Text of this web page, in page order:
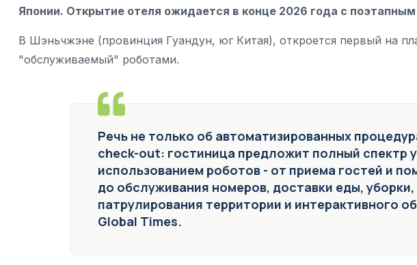
Японии. Открытие отеля ожидается в конце 2026 года с
В Шэньчжэне (провинция Гуандун, юг Китая), откроется первый на
"обслуживаемый" роботами.
Речь не только об автоматизированных
сheck-out: гостиница предложит полный спектр
использованием роботов - от приема гостей и
до обслуживания номеров, доставки еды, уборки,
патрулирования территории и интерактивного
Global Times.